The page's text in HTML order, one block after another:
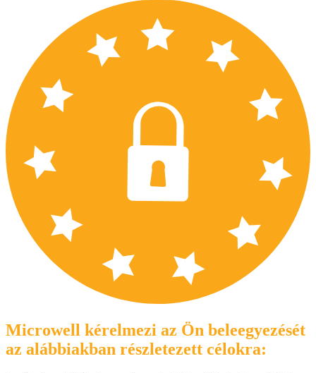
Microwell kérelmezi az Ön beleegyezését
az alábbiakban részletezett célokra: